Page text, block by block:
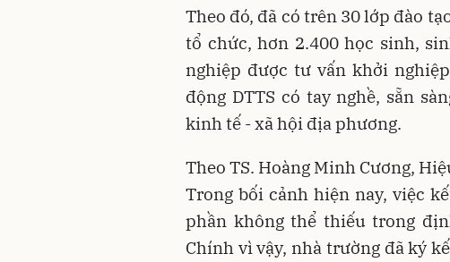
Theo đó, đã có trên 30 lớp đào
tổ chức, hơn 2.400 học sinh,
nghiệp được tư vấn khởi
động DTTS có tay nghề, sẵn
kinh tế - xã hội địa phương.
Theo TS. Hoàng Minh Cương,
Trong bối cảnh hiện nay, việc
phần không thể thiếu trong
Chính vì vậy, nhà trường đã ký